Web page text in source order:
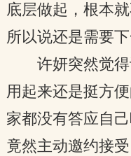
底层做起，根本
所以说还是需要下
许妍突然觉
用起来还是挺方
家都没有答应自
竟然主动邀约接受